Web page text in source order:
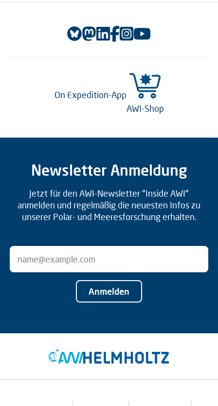
On Expedition-App
AWI-Shop
Newsletter Anmeldung
Jetzt für den AWI-Newsletter "Inside AWI"
anmelden und regelmäßig die neuesten Infos zu
unserer Polar- und Meeresforschung erhalten.
Anmelden